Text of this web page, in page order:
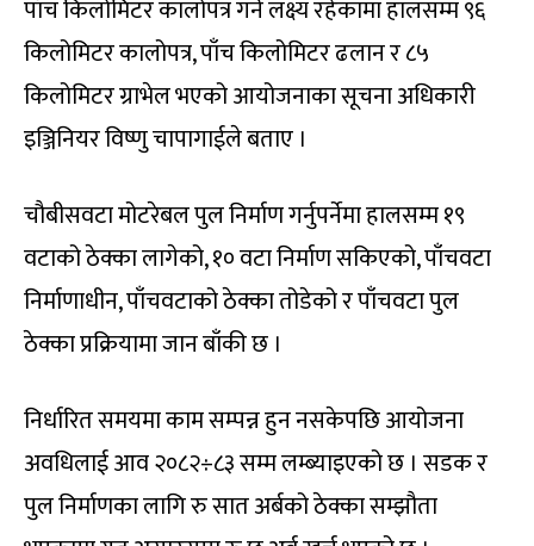
पाँच किलोमिटर कालोपत्र गर्ने लक्ष्य रहेकामा हालसम्म ९६
किलोमिटर कालोपत्र, पाँच किलोमिटर ढलान र ८५
किलोमिटर ग्राभेल भएको आयोजनाका सूचना अधिकारी
इञ्जिनियर विष्णु चापागाईले बताए ।
चौबीसवटा मोटरेबल पुल निर्माण गर्नुपर्नेमा हालसम्म १९
वटाको ठेक्का लागेको, १० वटा निर्माण सकिएको, पाँचवटा
निर्माणाधीन, पाँचवटाको ठेक्का तोडेको र पाँचवटा पुल
ठेक्का प्रक्रियामा जान बाँकी छ ।
निर्धारित समयमा काम सम्पन्न हुन नसकेपछि आयोजना
अवधिलाई आव २०८२÷८३ सम्म लम्ब्याइएको छ । सडक र
पुल निर्माणका लागि रु सात अर्बको ठेक्का सम्झौता